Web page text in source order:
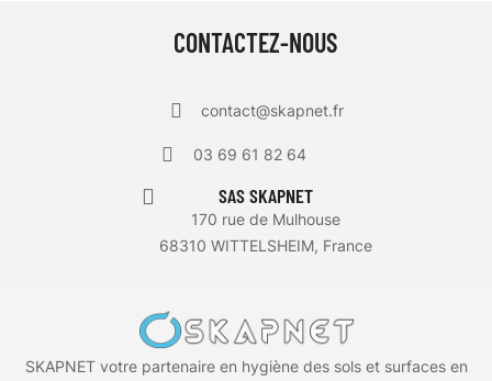
CONTACTEZ-NOUS
contact@skapnet.fr
03 69 61 82 64
SAS SKAPNET
170 rue de Mulhouse
68310 WITTELSHEIM, France
SKAPNET votre partenaire en hygiène des sols et surfaces en